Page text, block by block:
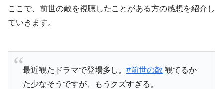
ここで、前世の敵を視聴したことがある方の感想を紹介し
ていきます。
最近観たドラマで登場多し。 #前世の敵 観てるか
た少なそうですが、もうクズすぎる。